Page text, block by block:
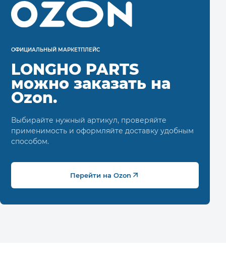
ОФИЦИАЛЬНЫЙ МАРКЕТПЛЕЙС
LONGHO PARTS
можно заказать на
Ozon.
Выбирайте нужный артикул, проверяйте
применимость и оформляйте доставку удобным
способом.
Перейти на Ozon